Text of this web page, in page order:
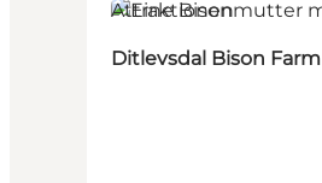
Attraktionen
Ditlevsdal Bison Farm